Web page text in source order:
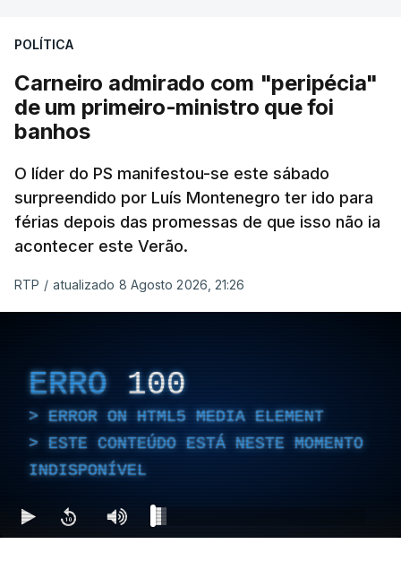
POLÍTICA
Carneiro admirado com "peripécia"
de um primeiro-ministro que foi
banhos
O líder do PS manifestou-se este sábado
surpreendido por Luís Montenegro ter ido para
férias depois das promessas de que isso não ia
acontecer este Verão.
RTP / atualizado 8 Agosto 2026, 21:26
ERRO 100
ERROR ON HTML5 MEDIA ELEMENT
ESTE CONTEÚDO ESTÁ NESTE MOMENTO
INDISPONÍVEL